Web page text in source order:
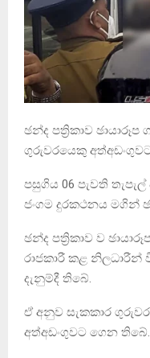
ඡන්ද පත්‍රිකාව ඡායාරූප
ගුරුවරයෙකු
පසුගිය 06 පැවති
ජංගම දුරකථනය මගින්
ඡන්ද පත්‍රිකාව ව
රාජකාරී කළ
දැනුම්දී තිබේ.
ඒ අනුව සැකකාර
අත්අඩංගුවට ගෙන තිබේ.